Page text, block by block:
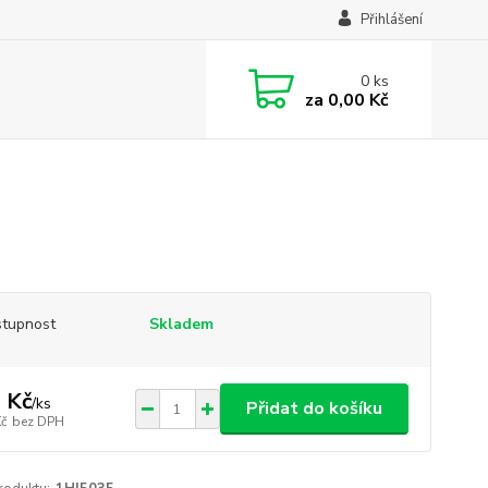
Přihlášení
0ks
za 0,00 Kč
Skladem
Kč/ks
bez DPH
Přidat do košíku